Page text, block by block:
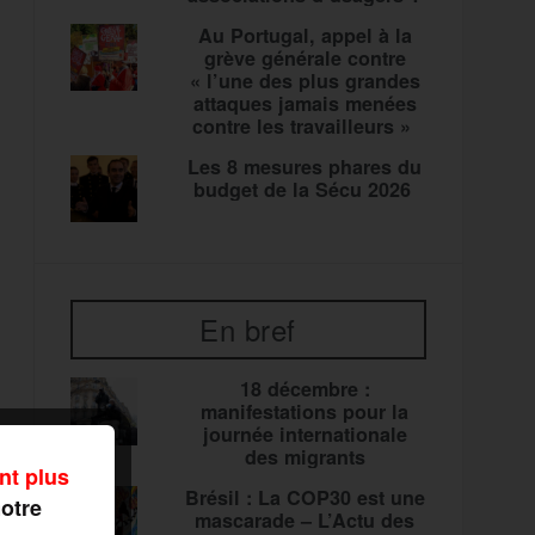
Au Portugal, appel à la
grève générale contre
« l’une des plus grandes
attaques jamais menées
contre les travailleurs »
Les 8 mesures phares du
budget de la Sécu 2026
En bref
18 décembre :
manifestations pour la
journée internationale
des migrants
Brésil : La COP30 est une
mascarade – L’Actu des
plus